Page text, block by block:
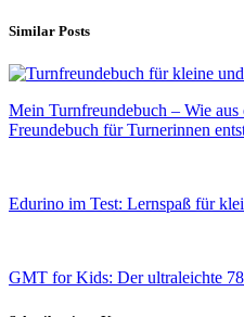
Similar Posts
Mein Turnfreundebuch – Wie
Freundebuch für Turnerinnen
Edurino im Test: Lernspaß für
GMT for Kids: Der ultraleichte